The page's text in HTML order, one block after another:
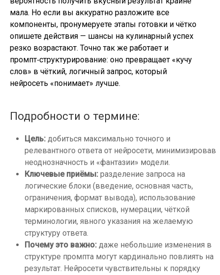
мала. Но если вы аккуратно разложите все
компоненты, пронумеруете этапы готовки и чётко
опишете действия — шансы на кулинарный успех
резко возрастают. Точно так же работает и
промпт‑структурирование: оно превращает «кучу
слов» в чёткий, логичный запрос, который
нейросеть «понимает» лучше.
Подробности о термине:
Цель: добиться максимально точного и
релевантного ответа от нейросети, минимизировав
неоднозначность и «фантазии» модели.
Ключевые приёмы: разделение запроса на
логические блоки (введение, основная часть,
ограничения, формат вывода), использование
маркированных списков, нумерации, чёткой
терминологии, явного указания на желаемую
структуру ответа.
Почему это важно: даже небольшие изменения в
структуре промпта могут кардинально повлиять на
результат. Нейросети чувствительны к порядку